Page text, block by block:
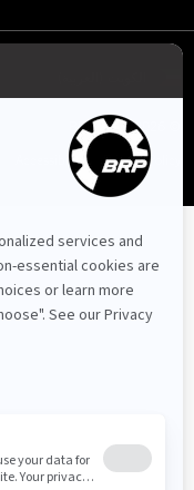
Privacy Policy
Accessibility